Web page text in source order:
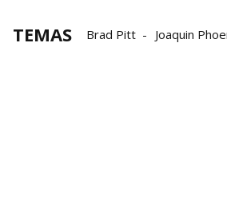
TEMAS Brad Pitt Joaquin